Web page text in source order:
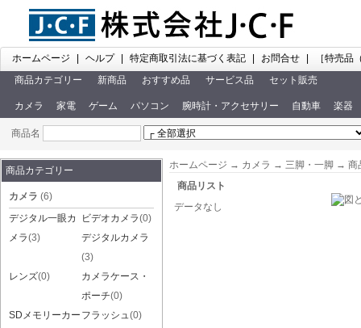
ホームページ ヘルプ 特定商取引法に基づく表記 お問合せ
［特売品
商品カテゴリー
新商品 おすすめ品 サービス品 セット販売
カメラ 家電 ゲーム パソコン 腕時計・アクセサリー 自動車 楽器
商品名
商品カテゴリー
カメラ (6)
デジタル一眼カ
メラ(3)
ビデオカメラ(0)
デジタルカメラ
(3)
レンズ(0)
カメラケース・
ポーチ(0)
SDメモリーカー フラッシュ(0)
ホームページ → カメラ → 三脚・一脚 → 商
商品リスト
データなし